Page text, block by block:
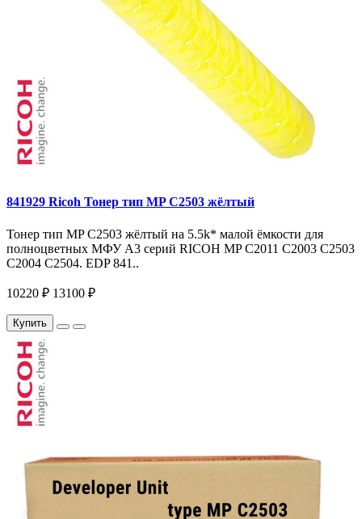
841929 Ricoh Тонер тип MP C2503 жёлтый
Тонер тип MP C2503 жёлтый на 5.5k* малой ёмкости для
полноцветных МФУ A3 серий RICOH MP C2011 C2003 C2503
C2004 C2504. EDP 841..
10220 ₽ 13100 ₽
Купить